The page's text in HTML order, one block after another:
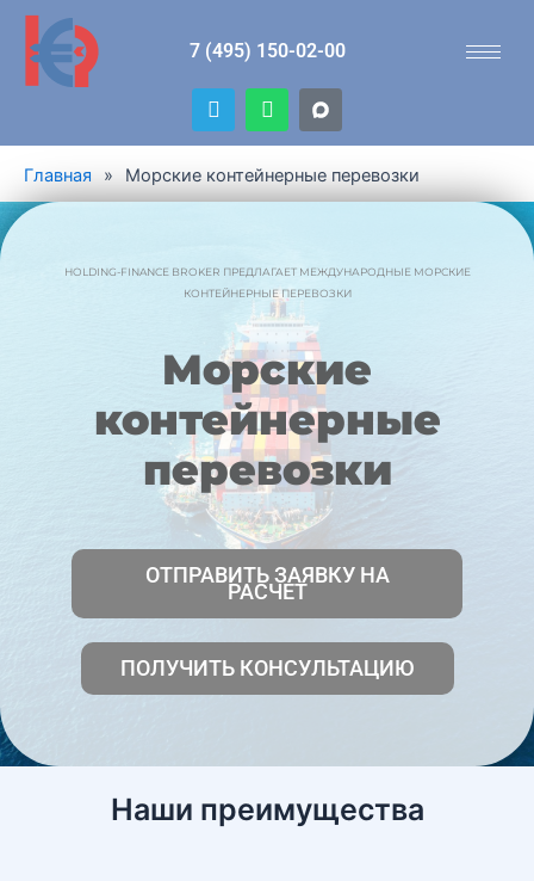
Перейти
содержимому
7 (495) 150-02-00
T
e
l
g
r
W
h
a
s
a
Главная » Морские контейнерные перевозки
HOLDING-FINANCE BROKER ПРЕДЛАГАЕТ МЕЖДУНАРОДНЫЕ МОРСКИЕ
КОНТЕЙНЕРНЫЕ ПЕРЕВОЗКИ
Морские
контейнерные
перевозки
ОТПРАВИТЬ ЗАЯВКУ НА
РАСЧЕТ
ПОЛУЧИТЬ КОНСУЛЬТАЦИЮ
Наши преимущества